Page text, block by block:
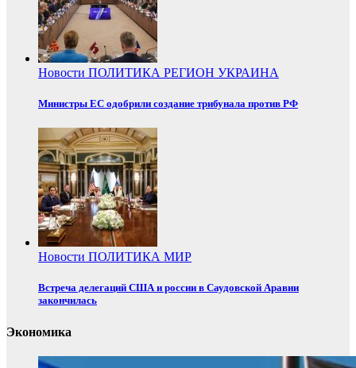
Новости ПОЛИТИКА РЕГИОН УКРАИНА
Министры ЕС одобрили создание трибунала против РФ
Новости ПОЛИТИКА МИР
Встреча делегаций США и россии в Саудовской Аравии
закончилась
Экономика